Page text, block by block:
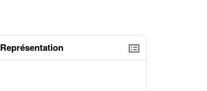
Représentation